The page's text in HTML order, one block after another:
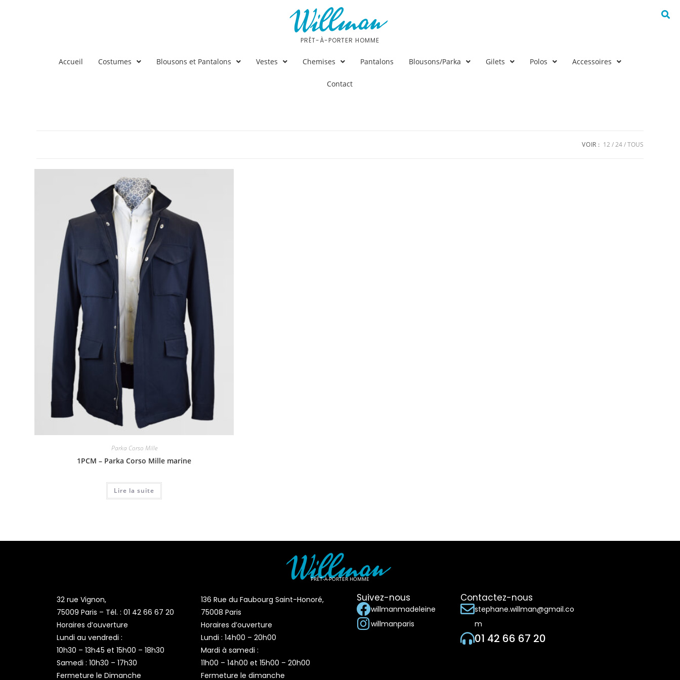
PRÊT-À-PORTER HOMME
Accueil Costumes Blousons et Pantalons Vestes Chemises Pantalons Blousons/Parka Gilets Polos Accessoires
Contact
VOIR : 12 24 TOUS
Parka Corso Mille
1PCM – Parka Corso Mille marine
Lire la suite
PRÊT-À-PORTER HOMME
32 rue Vignon,
75009 Paris – Tél. : 01 42 66 67 20
Horaires d’ouverture
Lundi au vendredi :
10h30 – 13h45 et 15h00 – 18h30
Samedi : 10h30 – 17h30
Fermeture le Dimanche
136 Rue du Faubourg Saint-Honoré,
75008 Paris
Horaires d’ouverture
Lundi : 14h00 – 20h00
Mardi à samedi :
11h00 – 14h00 et 15h00 – 20h00
Fermeture le dimanche
Suivez-nous
willmanmadeleine
willmanparis
Contactez-nous
stephane.willman@gmail.co
m
01 42 66 67 20